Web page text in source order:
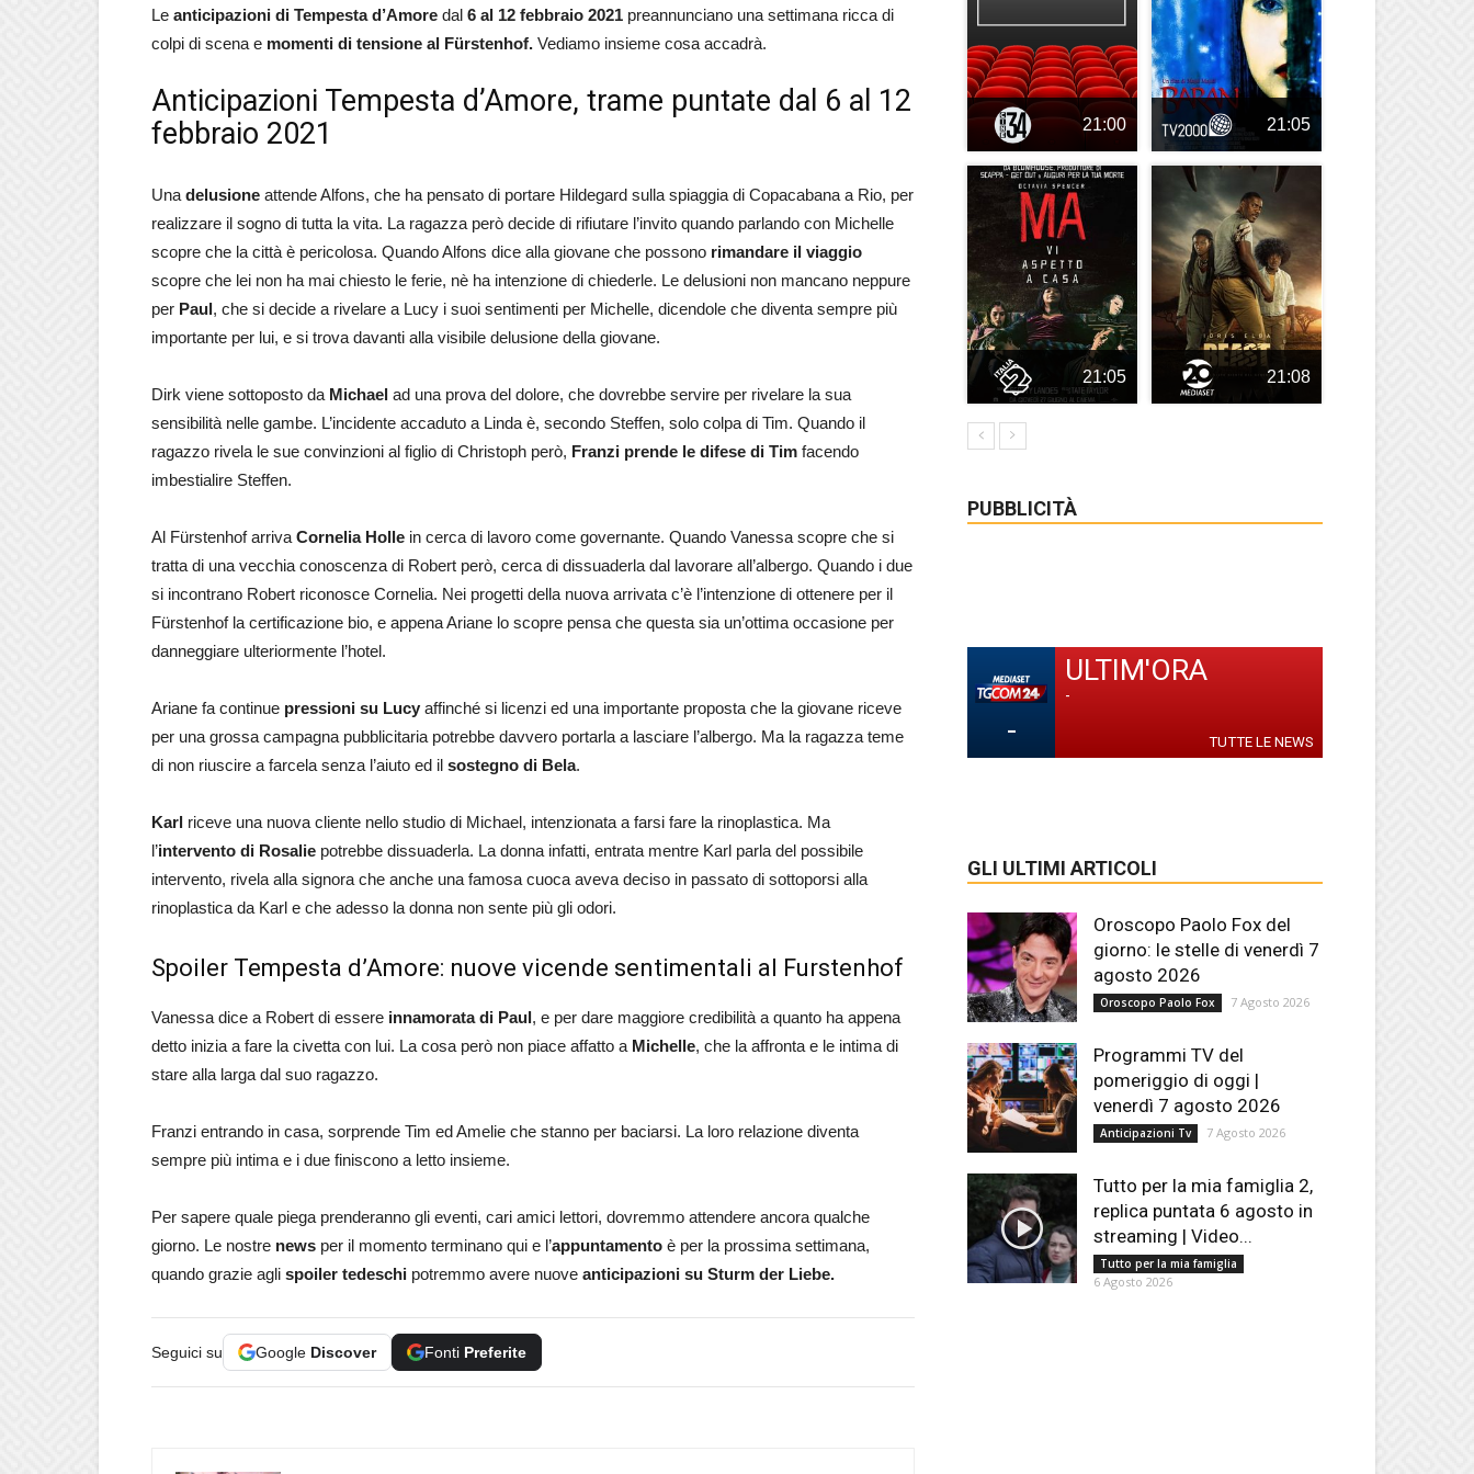
Le anticipazioni di Tempesta d’Amore dal 6 al 12 febbraio 2021 preannunciano una settimana ricca di
colpi di scena e momenti di tensione al Fürstenhof. Vediamo insieme cosa accadrà.
Anticipazioni Tempesta d’Amore, trame puntate dal 6 al 12
febbraio 2021
Una delusione attende Alfons, che ha pensato di portare Hildegard sulla spiaggia di Copacabana a Rio, per
realizzare il sogno di tutta la vita. La ragazza però decide di rifiutare l’invito quando parlando con Michelle
scopre che la città è pericolosa. Quando Alfons dice alla giovane che possono rimandare il viaggio
scopre che lei non ha mai chiesto le ferie, nè ha intenzione di chiederle. Le delusioni non mancano neppure
per Paul, che si decide a rivelare a Lucy i suoi sentimenti per Michelle, dicendole che diventa sempre più
importante per lui, e si trova davanti alla visibile delusione della giovane.
Dirk viene sottoposto da Michael ad una prova del dolore, che dovrebbe servire per rivelare la sua
sensibilità nelle gambe. L’incidente accaduto a Linda è, secondo Steffen, solo colpa di Tim. Quando il
ragazzo rivela le sue convinzioni al figlio di Christoph però, Franzi prende le difese di Tim facendo
imbestialire Steffen.
Al Fürstenhof arriva Cornelia Holle in cerca di lavoro come governante. Quando Vanessa scopre che si
tratta di una vecchia conoscenza di Robert però, cerca di dissuaderla dal lavorare all’albergo. Quando i due
si incontrano Robert riconosce Cornelia. Nei progetti della nuova arrivata c’è l’intenzione di ottenere per il
Fürstenhof la certificazione bio, e appena Ariane lo scopre pensa che questa sia un’ottima occasione per
danneggiare ulteriormente l’hotel.
Ariane fa continue pressioni su Lucy affinché si licenzi ed una importante proposta che la giovane riceve
per una grossa campagna pubblicitaria potrebbe davvero portarla a lasciare l’albergo. Ma la ragazza teme
di non riuscire a farcela senza l’aiuto ed il sostegno di Bela.
Karl riceve una nuova cliente nello studio di Michael, intenzionata a farsi fare la rinoplastica. Ma
l’intervento di Rosalie potrebbe dissuaderla. La donna infatti, entrata mentre Karl parla del possibile
intervento, rivela alla signora che anche una famosa cuoca aveva deciso in passato di sottoporsi alla
rinoplastica da Karl e che adesso la donna non sente più gli odori.
Spoiler Tempesta d’Amore: nuove vicende sentimentali al Furstenhof
Vanessa dice a Robert di essere innamorata di Paul, e per dare maggiore credibilità a quanto ha appena
detto inizia a fare la civetta con lui. La cosa però non piace affatto a Michelle, che la affronta e le intima di
stare alla larga dal suo ragazzo.
Franzi entrando in casa, sorprende Tim ed Amelie che stanno per baciarsi. La loro relazione diventa
sempre più intima e i due finiscono a letto insieme.
Per sapere quale piega prenderanno gli eventi, cari amici lettori, dovremmo attendere ancora qualche
giorno. Le nostre news per il momento terminano qui e l’appuntamento è per la prossima settimana,
quando grazie agli spoiler tedeschi potremmo avere nuove anticipazioni su Sturm der Liebe.
Seguici su Google Discover Fonti Preferite
21:00 21:05
21:05 21:08
PUBBLICITÀ
-
ULTIM'ORA
-
TUTTE LE NEWS
GLI ULTIMI ARTICOLI
Oroscopo Paolo Fox del
giorno: le stelle di venerdì 7
agosto 2026
Oroscopo Paolo Fox 7 Agosto 2026
Programmi TV del
pomeriggio di oggi |
venerdì 7 agosto 2026
Anticipazioni Tv 7 Agosto 2026
Tutto per la mia famiglia 2,
replica puntata 6 agosto in
streaming | Video...
Tutto per la mia famiglia
6 Agosto 2026